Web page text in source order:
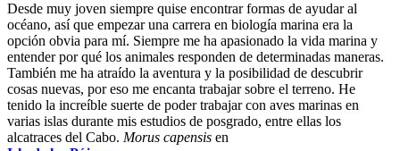
Desde muy joven siempre quise encontrar formas de ayudar al
océano, así que empezar una carrera en biología marina era la
opción obvia para mí. Siempre me ha apasionado la vida marina y
entender por qué los animales responden de determinadas maneras.
También me ha atraído la aventura y la posibilidad de descubrir
cosas nuevas, por eso me encanta trabajar sobre el terreno. He
tenido la increíble suerte de poder trabajar con aves marinas en
varias islas durante mis estudios de posgrado, entre ellas los
alcatraces del Cabo. Morus capensis en